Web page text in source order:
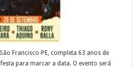
Francisco-PE, completa 63 anos de
para marcar a data. O evento será